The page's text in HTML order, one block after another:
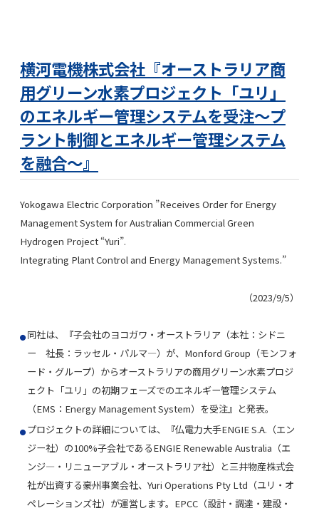
横河電機株式会社『オーストラリア商
用グリーン水素プロジェクト「ユリ」
のエネルギー管理システムを受注～プ
ラント制御とエネルギー管理システム
を融合～』
Yokogawa Electric Corporation ”Receives Order for Energy
Management System for Australian Commercial Green
Hydrogen Project “Yuri”.
Integrating Plant Control and Energy Management Systems.”
（2023/9/5）
同社は、『子会社のヨコガワ・オーストラリア（本社：シドニ
ー 社長：ラッセル・パルマ―）が、Monford Group（モンフォ
ード・グループ）からオーストラリアの商用グリーン水素プロジ
ェクト「ユリ」の初期フェーズでのエネルギー管理システム
（EMS：Energy Management System）を受注』と発表。
プロジェクトの詳細については、『仏電力大手ENGIE S.A.（エン
ジー社）の100%子会社であるENGIE Renewable Australia（エ
ンジ―・リニューアブル・オーストラリア社）と三井物産株式会
社が出資する豪州事業会社、Yuri Operations Pty Ltd（ユリ・オ
ペレーションズ社）が運営します。EPCC（設計・調達・建設・